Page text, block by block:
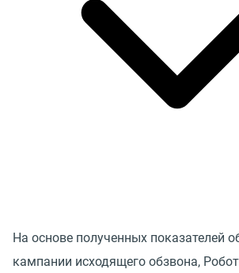
На основе полученных показателей
кампании исходящего обзвона,